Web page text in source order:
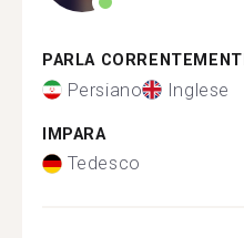
PARLA
Persiano Inglese
IMPARA
Tedesco